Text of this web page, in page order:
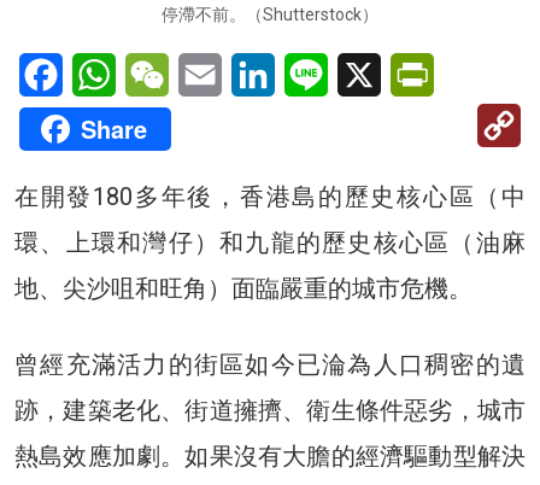
停滯不前。（Shutterstock）
FacebookWhatsAppWeChatEmail LinkedInLine X
Share
在開發180多年後，香港島的歷史核心區（中
環、上環和灣仔）和九龍的歷史核心區（油麻
地、尖沙咀和旺角）面臨嚴重的城市危機。
曾經充滿活力的街區如今已淪為人口稠密的遺
跡，建築老化、街道擁擠、衛生條件惡劣，城市
熱島效應加劇。如果沒有大膽的經濟驅動型解決